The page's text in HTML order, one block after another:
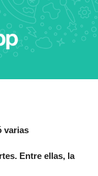
varias
Entre ellas, la